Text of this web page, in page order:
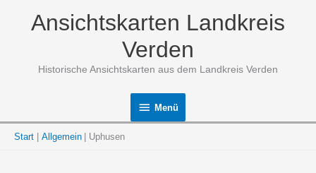
Ansichtskarten Landkreis
Verden
Historische Ansichtskarten aus dem Landkreis Verden
Menü
Menü
Start Allgemein Uphusen